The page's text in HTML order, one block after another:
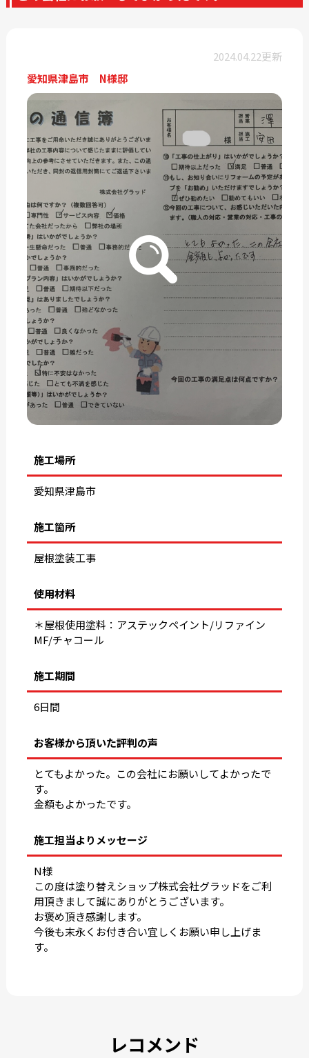
2024.04.22更新
愛知県津島市 N様邸
施工場所
愛知県津島市
施工箇所
屋根塗装工事
使用材料
＊屋根使用塗料：アステックペイント/リファイン
MF/チャコール
施工期間
6日間
お客様から頂いた評判の声
とてもよかった。この会社にお願いしてよかったで
す。
金額もよかったです。
施工担当よりメッセージ
N様
この度は塗り替えショップ株式会社グラッドをご利
用頂きまして誠にありがとうございます。
お褒め頂き感謝します。
今後も末永くお付き合い宜しくお願い申し上げま
す。
レコメンド